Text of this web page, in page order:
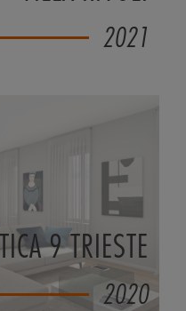
2021
9 TRIESTE
2020